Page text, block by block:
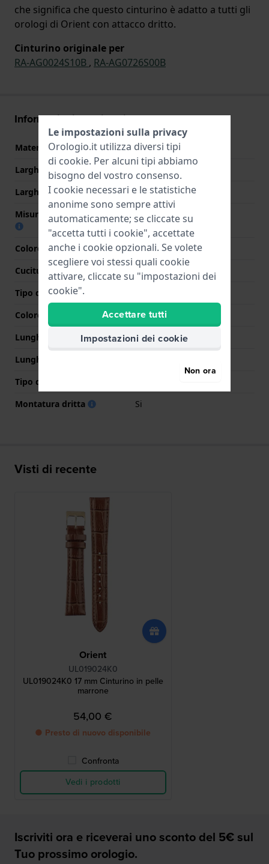
che significa che questo cinturino è adatto a tutti gli
orologi di Orient con attacco dritto.
Cinturino originale per
RA-AG0024S10B , RA-AG0726S00B
Informazioni sul cinturino
Materiale Cinturino
Pelle
Larghezza cinturino
17 mm
Larghezza tra Anse
17 mm
Misura cinturino alla fibbia
14 mm
Colore cinturino
Marrone
Cuciture a colori
Marrone
Tipo di chiusura
Colore Chiusura
Oro
Lunghezza Parte Superiore
75 mm
Lunghezza Parte Inferiore
Tipo di montatura
Montatura dritta
Si
Visti di recente
Orient
UL019024K0
UL019024K0 17 mm Cinturino in pelle
marrone
54,00 €
● Presto di nuovo disponibile
Confronta
Vedi i prodotti
Iscriviti ora e riceverai uno sconto del 5€ sul
Tuo prossimo orologio.
Le impostazioni sulla privacy
Orologio.it utilizza diversi tipi
di cookie. Per alcuni tipi abbiamo
bisogno del vostro consenso.
I cookie necessari e le statistiche
anonime sono sempre attivi
automaticamente; se cliccate su
"accetta tutti i cookie", accettate
anche i cookie opzionali. Se volete
scegliere voi stessi quali cookie
attivare, cliccate su "impostazioni dei
cookie".
Accettare tutti
Impostazioni dei cookie
Non ora